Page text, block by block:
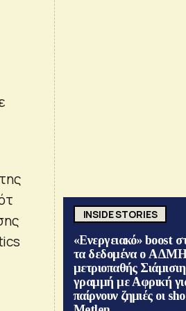
INSIDE STORIES
«Ενεργειακό» boost
τα δεδομένα ο
μετριοπαθής
γραμμή με Αφρική
παίρνουν ζημιές οι